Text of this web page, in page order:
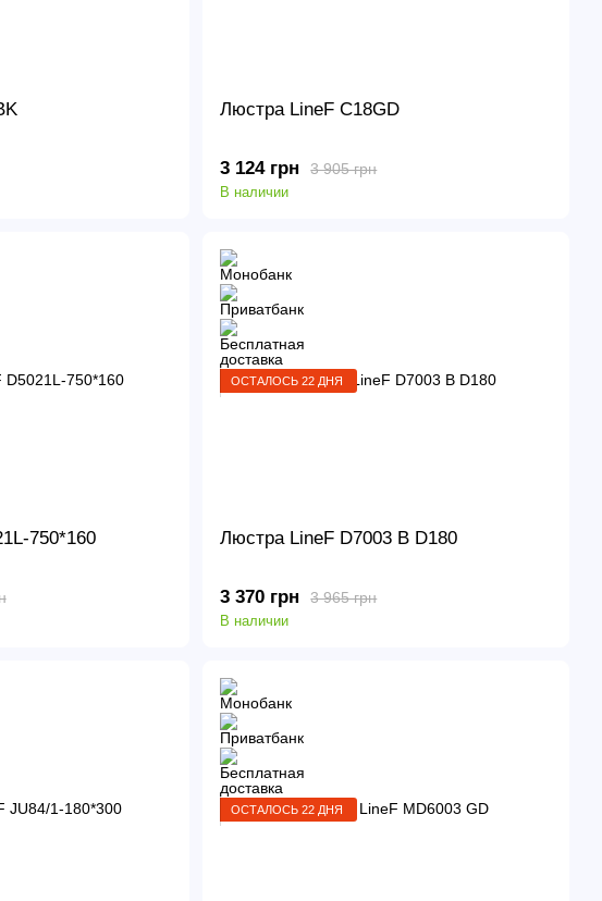
Люстра LineF C18GD
3 905 грн
3 124 грн
В наличии
750*160
ОСТАЛОСЬ 22 ДНЯ
Люстра LineF D7003 B D180
3 965 грн
3 370 грн
В наличии
ОСТАЛОСЬ 22 ДНЯ